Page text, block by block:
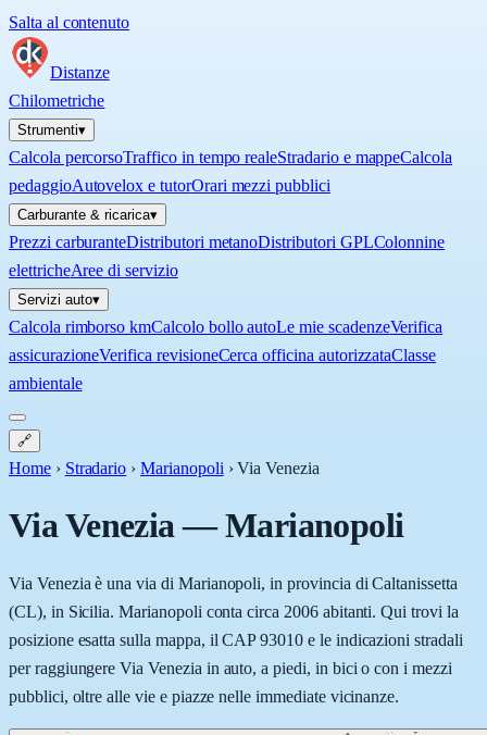
Salta al contenuto
Distanze
Chilometriche
Strumenti▾
Calcola percorsoTraffico in tempo realeStradario e mappeCalcola
pedaggioAutovelox e tutorOrari mezzi pubblici
Carburante & ricarica▾
Prezzi carburanteDistributori metanoDistributori GPLColonnine
elettricheAree di servizio
Servizi auto▾
Calcola rimborso kmCalcolo bollo autoLe mie scadenzeVerifica
assicurazioneVerifica revisioneCerca officina autorizzataClasse
ambientale
🔗
Home › Stradario › Marianopoli ›Via Venezia
Via Venezia—Marianopoli
Via Venezia è una via di Marianopoli, in provincia di Caltanissetta
(CL), in Sicilia. Marianopoli conta circa 2006 abitanti. Qui trovi la
posizione esatta sulla mappa, il CAP 93010 e le indicazioni stradali
per raggiungere Via Venezia in auto, a piedi, in bici o con i mezzi
pubblici, oltre alle vie e piazze nelle immediate vicinanze.